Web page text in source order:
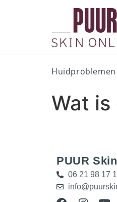
Huidproblemen
Wat
PUUR
06 21 98 17